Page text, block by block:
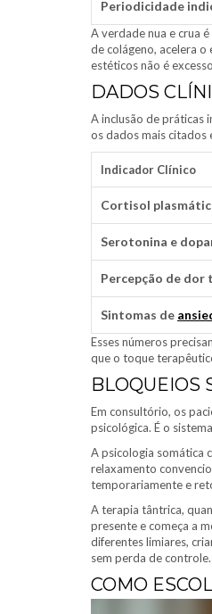
Periodicidade
A verdade nua e crua
de colágeno, acelera
estéticos não é
DADOS
A inclusão de práticas
os dados mais citados
Indicador Clínico
Cortisol
Serotonina e
Percepção de dor
Sintomas de
Esses números
que o toque
BLOQUEIOS
Em consultório, os
psicológica. É o
A psicologia somática
relaxamento
temporariamente e
A terapia tântrica,
presente e começa a
diferentes limiares,
sem perda de controle.
COMO